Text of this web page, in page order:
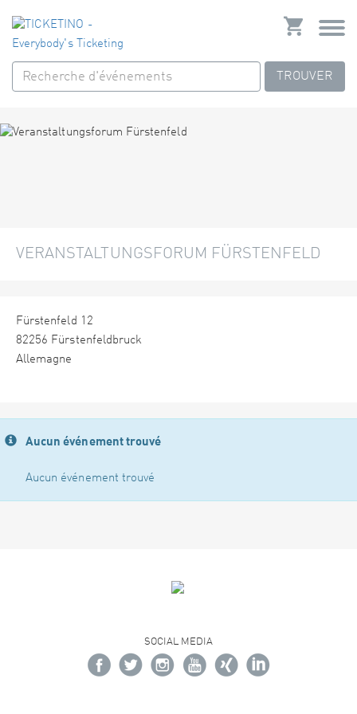
TROUVER
VERANSTALTUNGSFORUM FÜRSTENFELD
Fürstenfeld 12
82256 Fürstenfeldbruck
Allemagne
Aucun événement trouvé
Aucun événement trouvé
SOCIAL MEDIA